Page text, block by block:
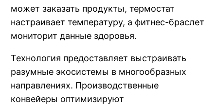
может заказать продукты, термостат
настраивает температуру, а фитнес-браслет
мониторит данные здоровья.
Технология предоставляет выстраивать
разумные экосистемы в многообразных
направлениях. Производственные
конвейеры оптимизируют